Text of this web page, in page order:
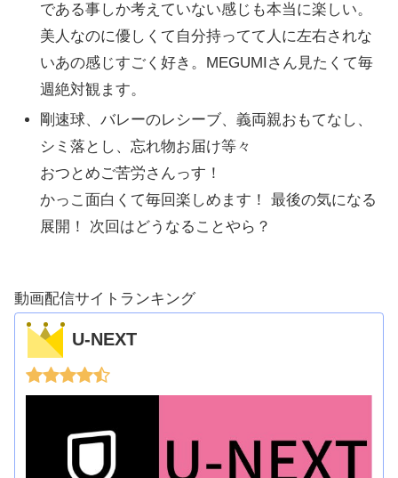
である事しか考えていない感じも本当に楽しい。
美人なのに優しくて自分持ってて人に左右されな
いあの感じすごく好き。MEGUMIさん見たくて毎
週絶対観ます。
剛速球、バレーのレシーブ、義両親おもてなし、
シミ落とし、忘れ物お届け等々
おつとめご苦労さんっす！
かっこ面白くて毎回楽しめます！ 最後の気になる
展開！ 次回はどうなることやら？
動画配信サイトランキング
U-NEXT